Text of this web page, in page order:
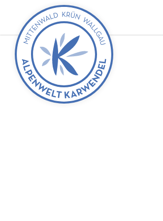
zurück
zur
Startseite